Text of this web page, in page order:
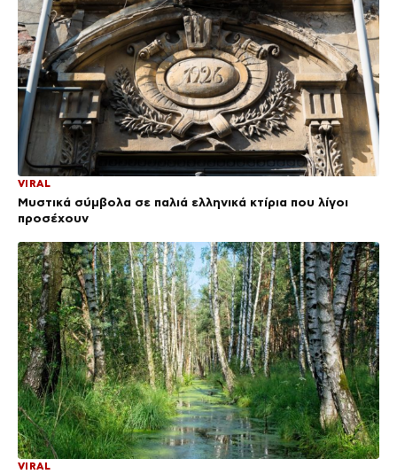
VIRAL
Μυστικά σύμβολα σε παλιά ελληνικά κτίρια που λίγοι
προσέχουν
VIRAL